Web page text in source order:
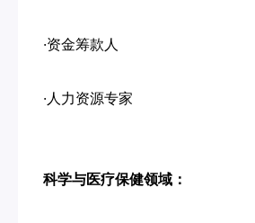
·资金筹款人
·人力资源专家
科学与医疗保健领域：